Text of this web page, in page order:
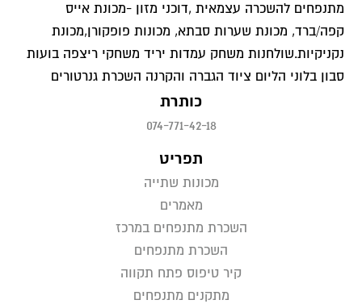
מתנפחים להשכרה עצמאית ,דוכני מזון -מכונת אייס
קפה/ברד, מכונת שערות סבתא, מכונות פופקורן,מכונת
נקניקיות.שולחנות משחק עמדות יריד משחקי ריצפה בועות
סבון בלוני הליום ציוד הגברה והקרנה השכרת גנרטורים
כותרת
074-771-42-18
תפריט
מכונות שתייה
מאמרים
השכרת מתנפחים במרכז
השכרת מתנפחים
קיר טיפוס פתח תקווה
מתקנים מתנפחים